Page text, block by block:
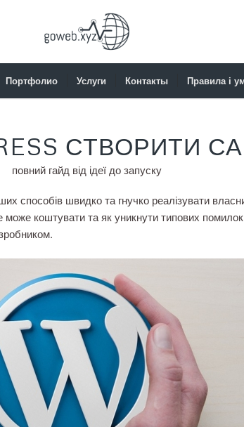
Портфолио Услуги Контакты Правила і
СТВОРИТИ
повний гайд від ідеї до запуску
способів швидко та гнучко реалізувати
може коштувати та як уникнути типових